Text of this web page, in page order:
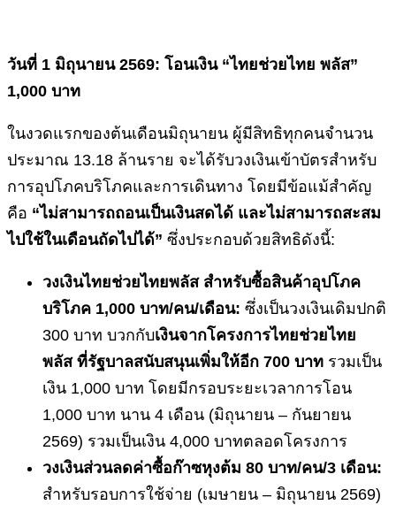
วันที่ 1 มิถุนายน 2569: โอนเงิน “ไทยช่วยไทย พลัส”
1,000 บาท
ในงวดแรกของต้นเดือนมิถุนายน ผู้มีสิทธิทุกคนจำนวน
ประมาณ 13.18 ล้านราย จะได้รับวงเงินเข้าบัตรสำหรับ
การอุปโภคบริโภคและการเดินทาง โดยมีข้อแม้สำคัญ
คือ “ไม่สามารถถอนเป็นเงินสดได้ และไม่สามารถสะสม
ไปใช้ในเดือนถัดไปได้” ซึ่งประกอบด้วยสิทธิดังนี้:
วงเงินไทยช่วยไทยพลัส สำหรับซื้อสินค้าอุปโภค
บริโภค 1,000 บาท/คน/เดือน: ซึ่งเป็นวงเงินเดิมปกติ
300 บาท บวกกับเงินจากโครงการไทยช่วยไทย
พลัส ที่รัฐบาลสนับสนุนเพิ่มให้อีก 700 บาท รวมเป็น
เงิน 1,000 บาท โดยมีกรอบระยะเวลาการโอน
1,000 บาท นาน 4 เดือน (มิถุนายน – กันยายน
2569) รวมเป็นเงิน 4,000 บาทตลอดโครงการ
วงเงินส่วนลดค่าซื้อก๊าซหุงต้ม 80 บาท/คน/3 เดือน:
สำหรับรอบการใช้จ่าย (เมษายน – มิถุนายน 2569)